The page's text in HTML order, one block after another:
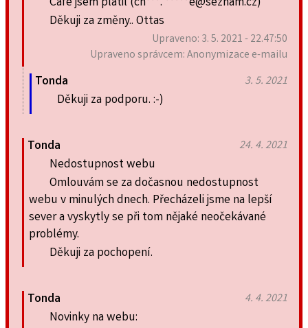
Děkuji za změny.. Ottas
Upraveno: 3. 5. 2021 - 22.47:50
Upraveno správcem: Anonymizace e-mailu
Tonda 3. 5. 2021
Děkuji za podporu. :-)
Tonda 24. 4. 2021
Nedostupnost webu
Omlouvám se za dočasnou nedostupnost
webu v minulých dnech. Přecházeli jsme na lepší
sever a vyskytly se při tom nějaké neočekávané
problémy.
Děkuji za pochopení.
Tonda 4. 4. 2021
Novinky na webu: